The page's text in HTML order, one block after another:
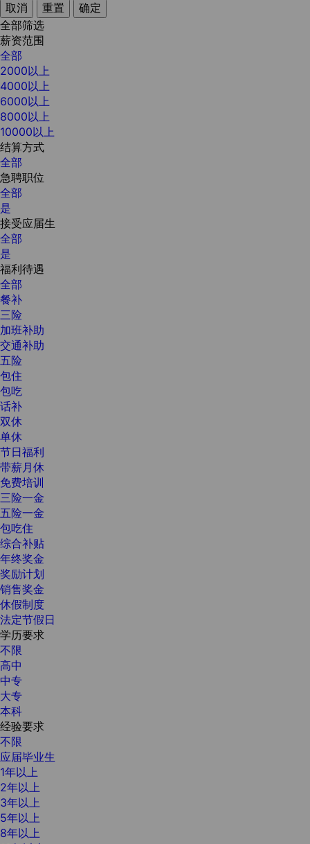
取消 重置
确定
全部筛选
薪资范围
全部
2000以上
4000以上
6000以上
8000以上
10000以上
结算方式
全部
急聘职位
全部
是
接受应届生
全部
是
福利待遇
全部
餐补
三险
加班补助
交通补助
五险
包住
包吃
话补
双休
单休
节日福利
带薪月休
免费培训
三险一金
五险一金
包吃住
综合补贴
年终奖金
奖励计划
销售奖金
休假制度
法定节假日
学历要求
不限
高中
中专
大专
本科
经验要求
不限
应届毕业生
1年以上
2年以上
3年以上
5年以上
8年以上